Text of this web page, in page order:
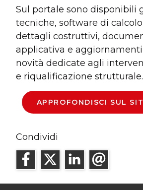
Sul portale sono disponibili
tecniche, software di
dettagli costruttivi,
applicativa e
novità dedicate agli
e riqualificazione strutturale.
APPROFONDISCI SUL
Condividi